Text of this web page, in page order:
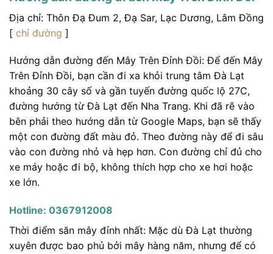
Địa chỉ: Thôn Đạ Đum 2, Đạ Sar, Lạc Dương, Lâm Đồng
[ chỉ đường ]
Hướng dẫn đường đến Mây Trên Đỉnh Đồi: Để đến Mây
Trên Đỉnh Đồi, bạn cần đi xa khỏi trung tâm Đà Lạt
khoảng 30 cây số và gần tuyến đường quốc lộ 27C,
đường hướng từ Đà Lạt đến Nha Trang. Khi đã rẽ vào
bên phải theo hướng dẫn từ Google Maps, bạn sẽ thấy
một con đường đất màu đỏ. Theo đường này để đi sâu
vào con đường nhỏ và hẹp hơn. Con đường chỉ đủ cho
xe máy hoặc đi bộ, không thích hợp cho xe hơi hoặc
xe lớn.
Hotline: 0367912008
Thời điểm săn mây đỉnh nhất: Mặc dù Đà Lạt thường
xuyên được bao phủ bởi mây hàng năm, nhưng để có